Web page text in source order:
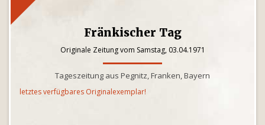
Fränkischer Tag
Originale Zeitung vom Samstag, 03.04.1971
Tageszeitung aus Pegnitz, Franken, Bayern
letztes verfügbares Originalexemplar!